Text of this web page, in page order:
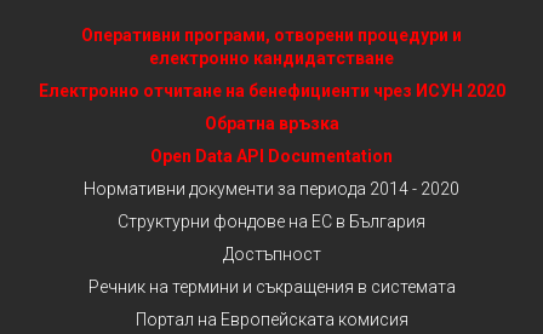
Оперативни програми, отворени процедури и
електронно кандидатстване
Електронно отчитане на бенефициенти чрез ИСУН 2020
Обратна връзка
Open Data API Documentation
Нормативни документи за периода 2014 - 2020
Структурни фондове на ЕС в България
Достъпност
Речник на термини и съкращения в системата
Портал на Европейската комисия